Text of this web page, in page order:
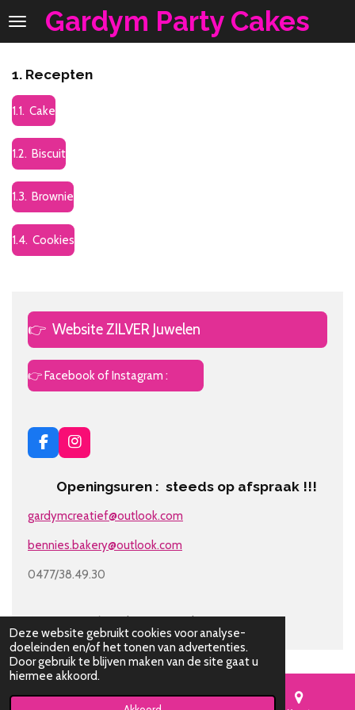
Deze website gebruikt cookies voor analyse-
doeleinden en/of het tonen van advertenties.
Door gebruik te blijven maken van de site gaat u
hiermee akkoord.
Ga
hoofdinhoud
Gardym Party Cakes
1. Recepten
1.1. Cake
1.2. Biscuit
1.3. Brownie
1.4. Cookies
👉 Website ZILVER Juwelen
👉 Facebook of Instagram :
F
a
o
k
I
n
t
g
a
Openingsuren : steeds op afspraak !!!
gardymcreatief@outlook.com
bennies.bakery@outlook.com
0477/38.49.30